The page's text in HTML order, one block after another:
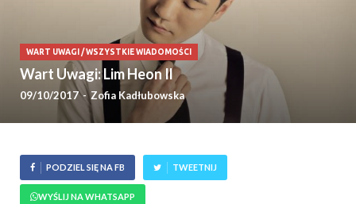
WART UWAGI /WSZYSTKIE WIADOMOŚCI
Wart Uwagi: Lim Heon Il
09/10/2017-Zofia Kadłubowska
PODZIEL SIĘ NA FB TWEETNIJ
WYŚLIJ NA WHATSAPP